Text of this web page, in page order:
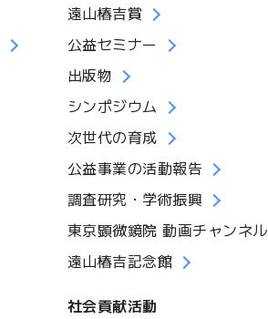
遠山椿吉賞
公益セミナー
出版物
シンポジウム
次世代の育成
公益事業の活動報告
調査研究・学術振興
東京顕微鏡院 動画チャンネル
遠山椿吉記念館
社会貢献活動